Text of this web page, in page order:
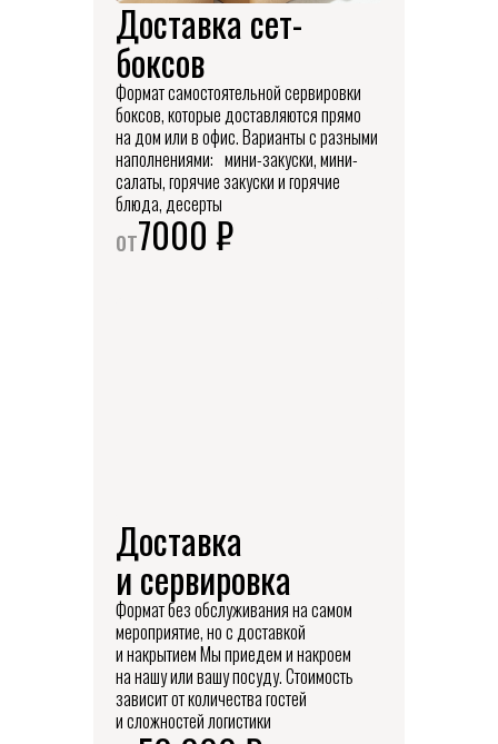
Доставка сет-
боксов
Формат самостоятельной сервировки
боксов, которые доставляются прямо
на дом или в офис. Варианты с разными
наполнениями: мини-закуски, мини-
салаты, горячие закуски и горячие
блюда, десерты
от7000 ₽
Доставка
и сервировка
Формат без обслуживания на самом
мероприятие, но с доставкой
и накрытием Мы приедем и накроем
на нашу или вашу посуду. Стоимость
зависит от количества гостей
и сложностей логистики